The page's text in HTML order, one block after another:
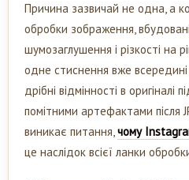
Причина зазвичай не одна, а
обробки зображення,
шумозаглушення і різкості на
одне стиснення вже
дрібні відмінності в оригіналі
помітними артефактами після
виникає питання,чому
це наслідок всієї ланки